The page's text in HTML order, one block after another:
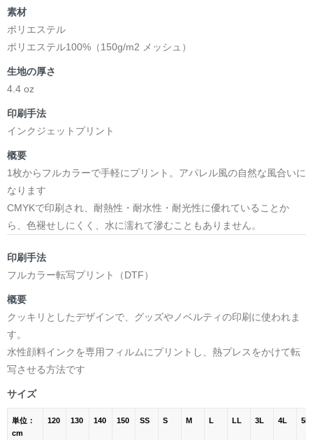
素材
ポリエステル
ポリエステル100%（150g/m2 メッシュ）
生地の厚さ
4.4 oz
印刷手法
インクジェットプリント
概要
1枚からフルカラーで手軽にプリント。アパレル風の自然な風合いに
なります
CMYKで印刷され、耐熱性・耐水性・耐光性に優れていることか
ら、色褪せしにくく、水に濡れて滲むこともありません。
印刷手法
フルカラー転写プリント（DTF）
概要
クッキリとしたデザインで、グッズやノベルティの印刷に使われま
す。
水性顔料インクを専用フィルムにプリントし、熱プレスをかけて転
写させる方法です
サイズ
単位：
cm
120 130 140 150 SS S M L LL 3L 4L 5L